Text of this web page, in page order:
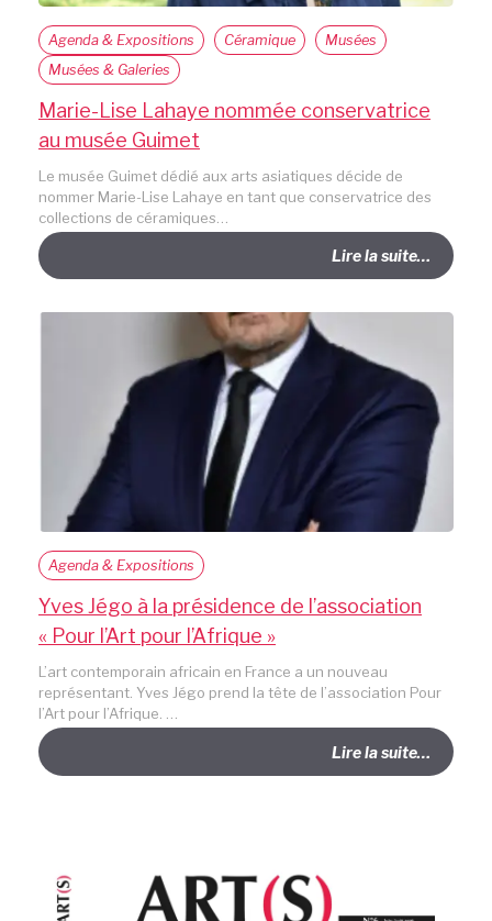
Agenda & Expositions Céramique
Musées
Musées & Galeries
Marie-Lise Lahaye nommée conservatrice
au musée Guimet
Le musée Guimet dédié aux arts asiatiques décide de
nommer Marie-Lise Lahaye en tant que conservatrice des
collections de céramiques…
Lire la suite…
Agenda & Expositions
Yves Jégo à la présidence de l’association
« Pour l’Art pour l’Afrique »
L’art contemporain africain en France a un nouveau
représentant. Yves Jégo prend la tête de l’association Pour
l’Art pour l’Afrique. …
Lire la suite…